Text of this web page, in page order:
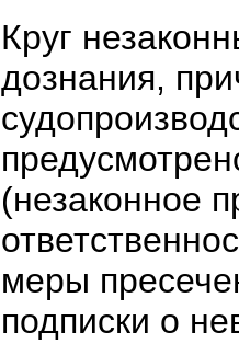
Круг
дознания,
(незаконное
меры
подписки о